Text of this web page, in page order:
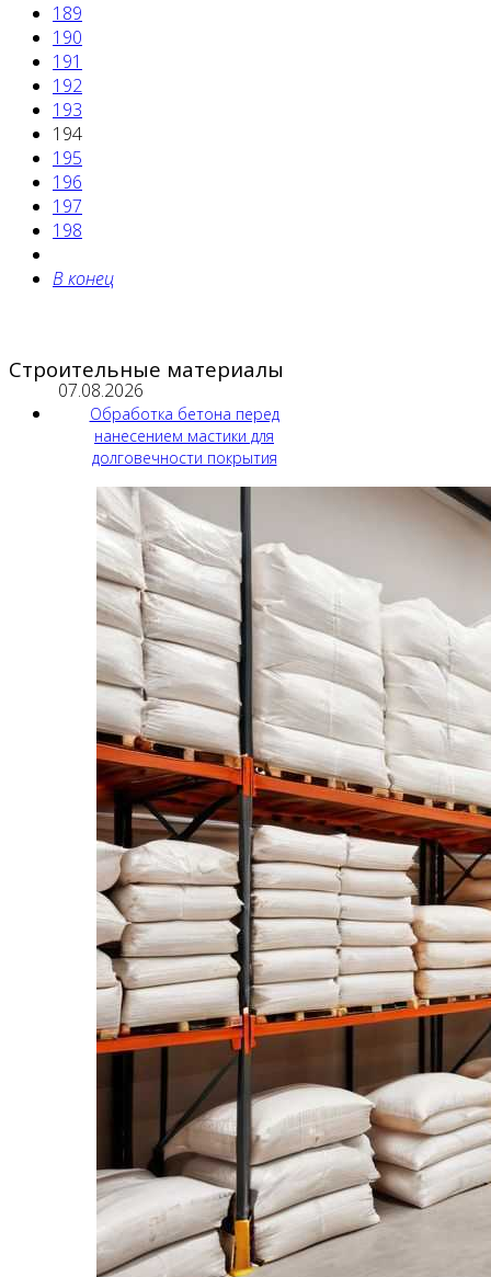
189
190
191
192
193
194
195
196
197
198
В конец
Строительные материалы
07.08.2026
Обработка бетона перед
нанесением мастики для
долговечности покрытия